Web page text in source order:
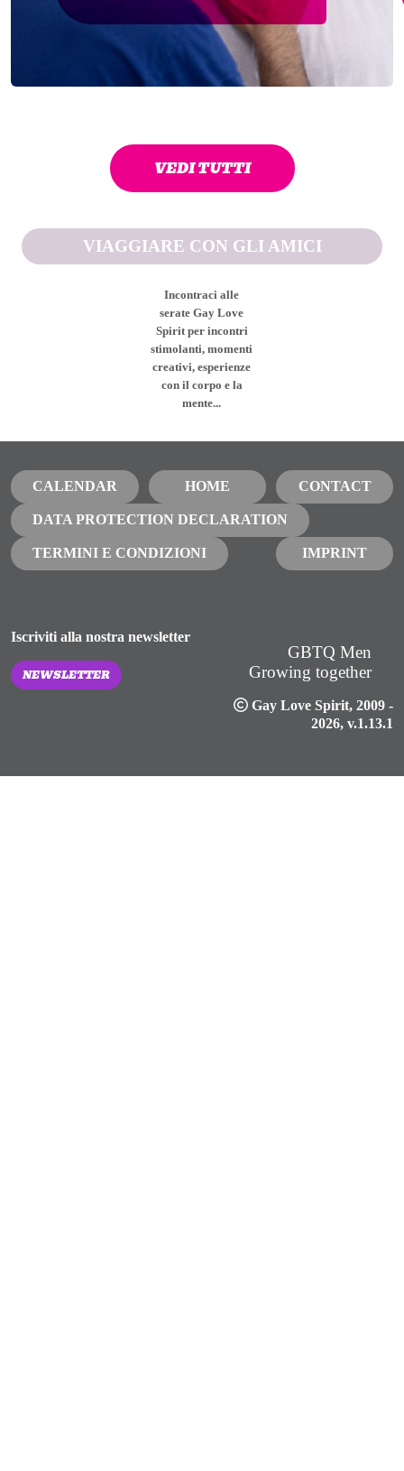
VEDI TUTTI
VIAGGIARE CON GLI AMICI
Incontraci alle
serate Gay Love
Spirit per incontri
stimolanti, momenti
creativi, esperienze
con il corpo e la
mente...
CALENDAR HOME CONTACT
DATA PROTECTION DECLARATION
TERMINI E CONDIZIONI IMPRINT
Iscriviti alla nostra newsletter
NEWSLETTER
GBTQ Men
Growing together
Gay Love Spirit, 2009 -
2026, v.1.13.1